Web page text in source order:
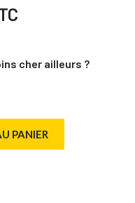
cher ailleurs ?
PANIER